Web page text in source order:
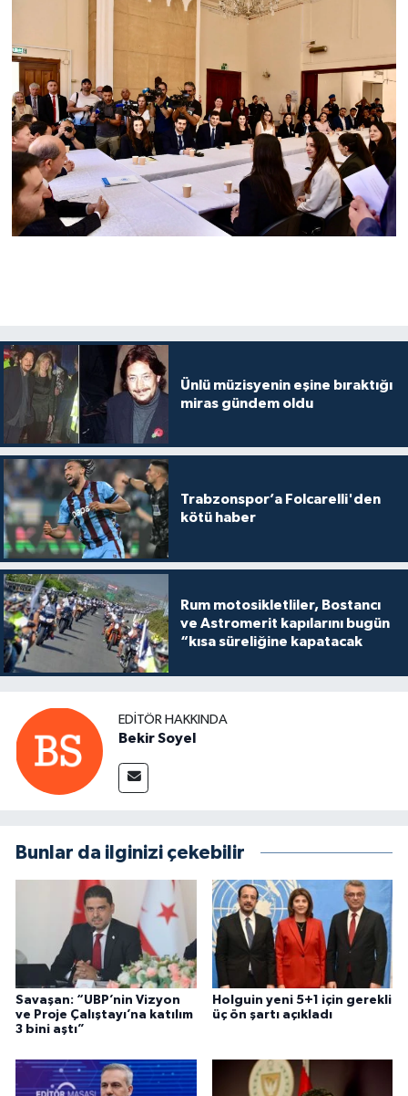
Ünlü müzisyenin eşine bıraktığı
miras gündem oldu
Trabzonspor’a Folcarelli'den
kötü haber
Rum motosikletliler, Bostancı
ve Astromerit kapılarını bugün
“kısa süreliğine kapatacak
EDITÖR HAKKINDA
Bekir Soyel
Bunlar da ilginizi çekebilir
Savaşan: “UBP’nin Vizyon
ve Proje Çalıştayı’na katılım
3 bini aştı”
Holguin yeni 5+1 için gerekli
üç ön şartı açıkladı